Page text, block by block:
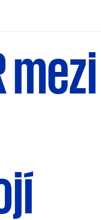
mezi